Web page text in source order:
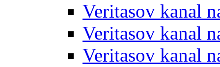
Veritasov kanal
Veritasov kanal
Veritasov kanal